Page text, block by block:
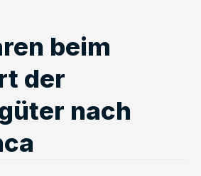
beim
der
nach